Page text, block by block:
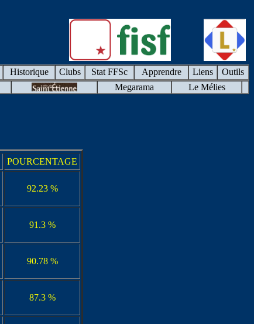
Historique Clubs Stat FFSc Apprendre Liens Outils
Megarama Le Mélies
POURCENTAGE
92.23 %
91.3 %
90.78 %
87.3 %